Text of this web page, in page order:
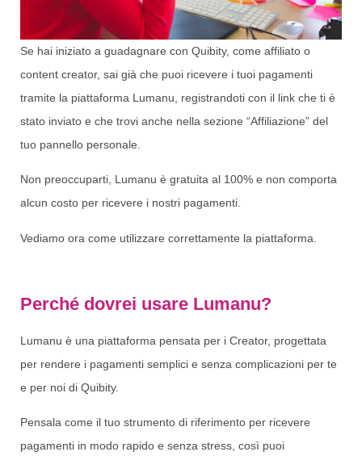
Se hai iniziato a guadagnare con Quibity, come affiliato o
content creator, sai già che puoi ricevere i tuoi pagamenti
tramite la piattaforma Lumanu, registrandoti con il link che ti è
stato inviato e che trovi anche nella sezione “Affiliazione” del
tuo pannello personale.
Non preoccuparti, Lumanu è gratuita al 100% e non comporta
alcun costo per ricevere i nostri pagamenti.
Vediamo ora come utilizzare correttamente la piattaforma.
Perché dovrei usare Lumanu?
Lumanu è una piattaforma pensata per i Creator, progettata
per rendere i pagamenti semplici e senza complicazioni per te
e per noi di Quibity.
Pensala come il tuo strumento di riferimento per ricevere
pagamenti in modo rapido e senza stress, così puoi